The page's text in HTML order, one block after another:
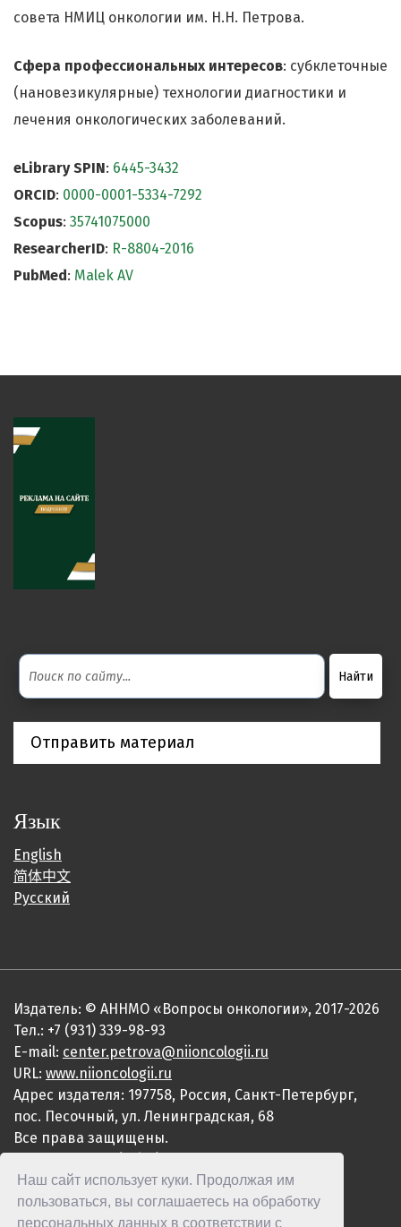
Наш сайт использует куки. Продолжая им
пользоваться, вы соглашаетесь на обработку
персональных данных в соответствии с
совета НМИЦ онкологии им. Н.Н. Петрова.
Сфера профессиональных интересов: субклеточные
(нановезикулярные) технологии диагностики и
лечения онкологических заболеваний.
eLibrary SPIN: 6445-3432
ORCID: 0000-0001-5334-7292
Scopus: 35741075000
ResearcherID: R-8804-2016
PubMed: Malek AV
Отправить материал
Язык
English
简体中文
Русский
Издатель: © АННМО «Вопросы онкологии», 2017-2026
Тел.: +7 (931) 339-98-93
E-mail: center.petrova@niioncologii.ru
URL: www.niioncologii.ru
Адрес издателя: 197758, Россия, Санкт-Петербург,
пос. Песочный, ул. Ленинградская, 68
Все права защищены.
ISSN 2949-4915 (Online)